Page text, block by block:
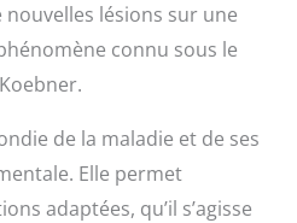
lésions sur une
connu sous le
de la maladie et de ses
Elle permet
adaptées, qu’il s’agisse